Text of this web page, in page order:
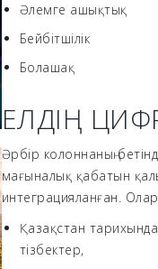
Әлемге ашықтық
Бейбітшілік
Болашақ
ЕЛДІҢ
Әрбір колоннаның
мағыналық қабатын
интеграцияланған.
Қазақстан
тізбектер,